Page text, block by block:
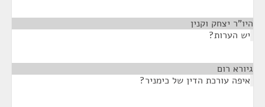
היו"ר יצחק וקנין
יש הערות?
גיורא רום
איפה עורכת הדין של כימניר?